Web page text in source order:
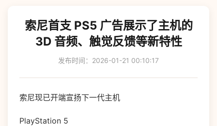
索尼首支 PS5 广告展示了主机的
3D 音频、触觉反馈等新特性
发布时间：2026-01-21 00:10:17
索尼现已开端宣扬下一代主机
PlayStation 5